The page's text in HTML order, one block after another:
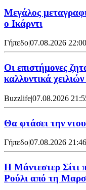
Μεγάλος
ο Ικάρντι
Γήπεδο07.08.2026 22:00
Οι επιστήμονες
καλλυντικά
Buzzlife|07.08.2026
Θα φτάσει την
Γήπεδο|07.08.2026 21:46
Η Μάντεστερ Σίτι
Ρούλι από τη